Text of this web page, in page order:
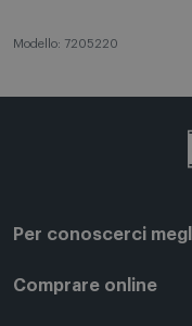
Modello: 7205220
Per conoscerci
Il Gruppo Comet
Comprare online